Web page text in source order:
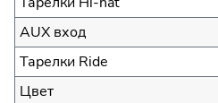
AUX вход
Тарелки Ride
Цвет